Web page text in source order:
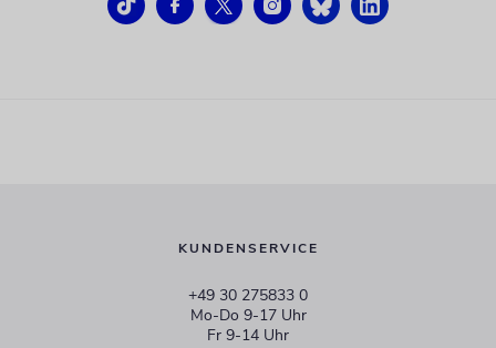
KUNDENSERVICE
+49 30 275833 0
Mo-Do 9-17 Uhr
Fr 9-14 Uhr